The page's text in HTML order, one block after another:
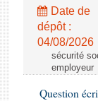
Date de
dépôt :
04/08/2026
sécurité
employeur
Question